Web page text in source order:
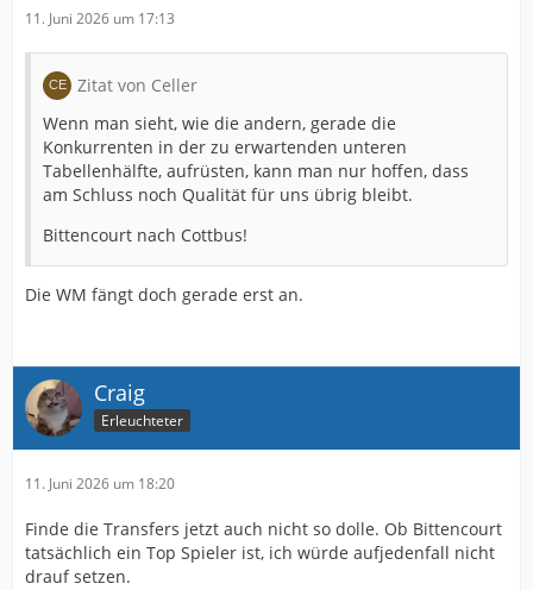
11. Juni 2026 um 17:13
Zitat von Celler
Wenn man sieht, wie die andern, gerade die
Konkurrenten in der zu erwartenden unteren
Tabellenhälfte, aufrüsten, kann man nur hoffen, dass
am Schluss noch Qualität für uns übrig bleibt.
Bittencourt nach Cottbus!
Die WM fängt doch gerade erst an.
Craig
Erleuchteter
11. Juni 2026 um 18:20
Finde die Transfers jetzt auch nicht so dolle. Ob Bittencourt
tatsächlich ein Top Spieler ist, ich würde aufjedenfall nicht
drauf setzen.